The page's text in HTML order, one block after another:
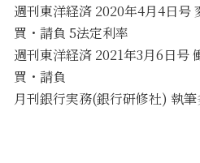
週刊東洋経済 2020年4月4日号
買・請負 5法定利率
週刊東洋経済 2021年3月6日号
買・請負
月刊銀行実務(銀行研修社) 執